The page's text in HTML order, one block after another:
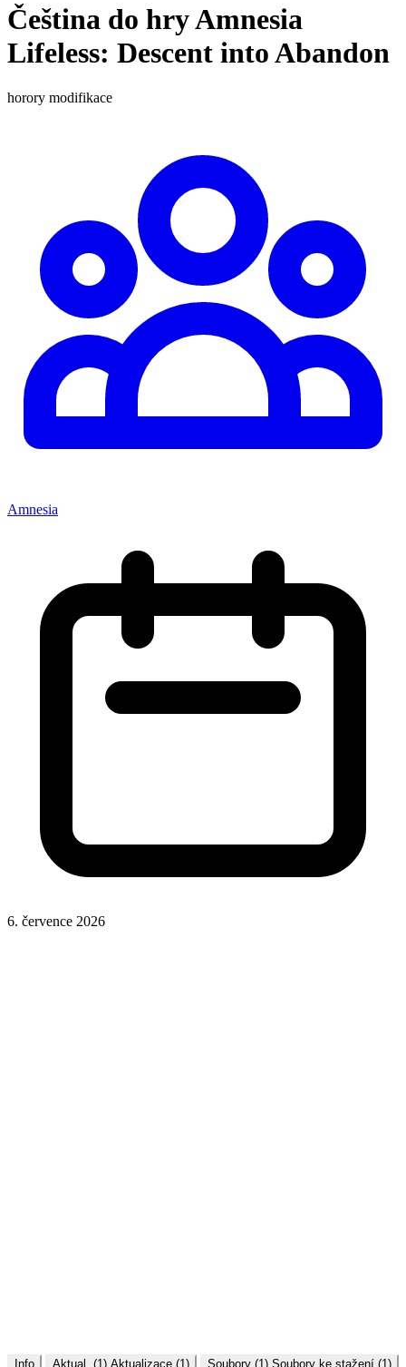
Čeština do hry Amnesia
Lifeless: Descent into Abandon
horory modifikace
Amnesia
6. července 2026
Info Aktual. (1) Aktualizace (1) Soubory (1) Soubory ke stažení (1)